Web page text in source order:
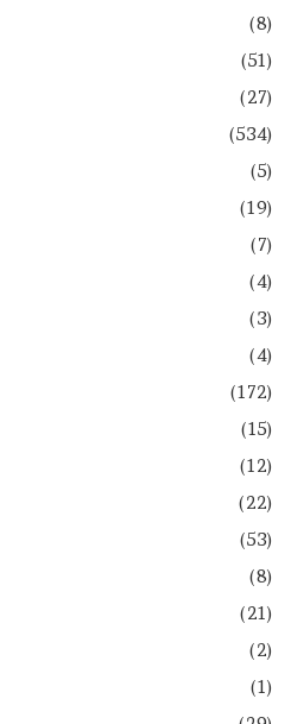
(8)
(51)
(27)
(534)
(5)
(19)
(7)
(4)
(3)
(4)
(172)
(15)
(12)
(22)
(53)
(8)
(21)
(2)
(1)